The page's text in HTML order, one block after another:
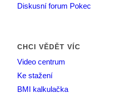
Diskusní forum Pokec
CHCI VĚDĚT VÍC
Video centrum
Ke stažení
BMI kalkulačka